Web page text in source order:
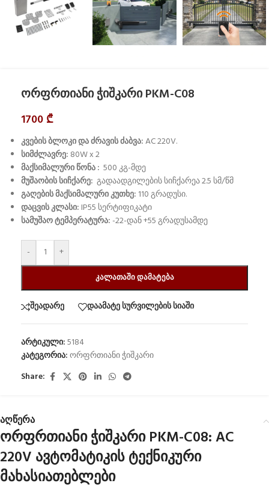
ორფრთიანი ჭიშკარი PKM-C08
1700 ₾
კვების ბლოკი და ძრავის ძაბვა:AC 220V.
სიმძლავრე: 80W x 2
მაქსიმალური წონა : 500 კგ-მდე
მუშაობის სიჩქარე: გადაადგილების სიჩქარეა 2.5 სმ/წმ
გაღების მაქსიმალური კუთხე: 110 გრადუსი.
დაცვის კლასი: IP55 სერტიფიკატი
სამუშაო ტემპერატურა:-22-დან+55 გრადუსამდე
- +
ᲙᲐᲚᲐᲗᲐᲨᲘ ᲓᲐᲛᲐᲢᲔᲑᲐ
შეადარე დაამატე სურვილების სიაში
არტიკული:5184
კატეგორია:ორფრთიანი ჭიშკარი
Share:
აღწერა
ორფრთიანი ჭიშკარი PKM-C08: AC
220V ავტომატიკის ტექნიკური
მახასიათებლები